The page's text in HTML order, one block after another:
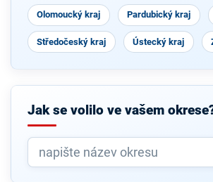
Olomoucký kraj Pardubický kraj
Středočeský kraj Ústecký kraj
Jak se volilo ve vašem